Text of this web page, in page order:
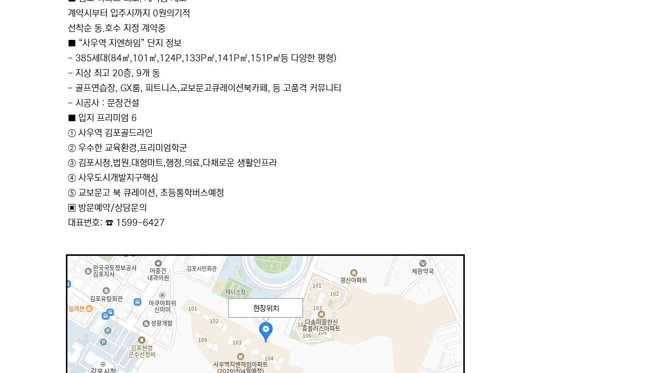
계약시부터 입주시까지 0원의기적
선착순 동.호수 지정 계약중
■ “사우역 지엔하임” 단지 정보
- 385세대(84㎡,101㎡,124P,133P㎡,141P㎡,151P㎡등 다양한 평형)
- 지상 최고 20층, 9개 동
- 골프연습장, GX룸, 피트니스,교보문고큐레이션북카페, 등 고품격 커뮤니티
- 시공사 : 문장건설
■ 입지 프리미엄 6
① 사우역 김포골드라인
② 우수한 교육환경,프리미엄학군
③ 김포시청,법원.대형마트,행정.의료,다채로운 생활인프라
④ 사우도시개발지구핵심
⑤ 교보문고 북 큐레이션, 초등통학버스예정
▣ 방문예약/상담문의
대표번호: ☎ 1599-6427
현장위치